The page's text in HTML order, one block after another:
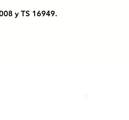
y TS 16949.